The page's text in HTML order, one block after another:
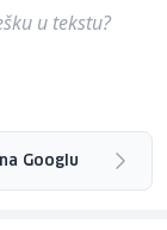
u tekstu?
Googlu